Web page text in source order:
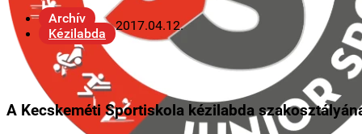
Archív
Kézilabda
2017.04.12.
A Kecskeméti Sportiskola kézilabda